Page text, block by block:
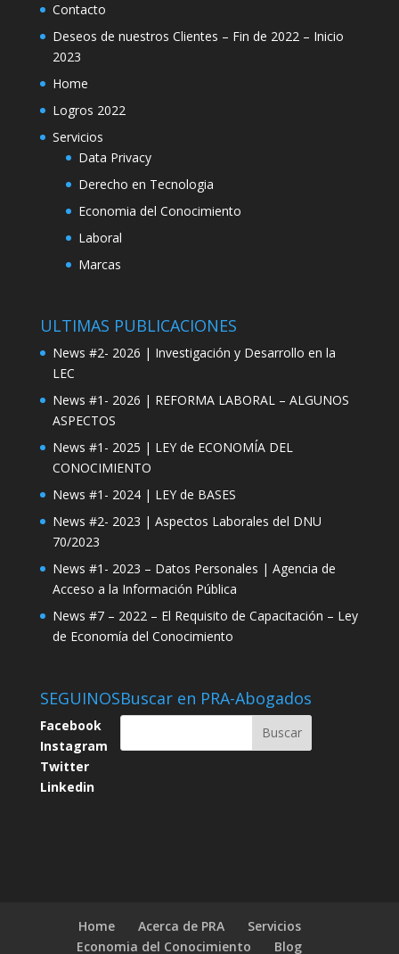
Contacto
Deseos de nuestros Clientes – Fin de 2022 – Inicio
2023
Home
Logros 2022
Servicios
Data Privacy
Derecho en Tecnologia
Economia del Conocimiento
Laboral
Marcas
ULTIMAS PUBLICACIONES
News #2- 2026 | Investigación y Desarrollo en la
LEC
News #1- 2026 | REFORMA LABORAL – ALGUNOS
ASPECTOS
News #1- 2025 | LEY de ECONOMÍA DEL
CONOCIMIENTO
News #1- 2024 | LEY de BASES
News #2- 2023 | Aspectos Laborales del DNU
70/2023
News #1- 2023 – Datos Personales | Agencia de
Acceso a la Información Pública
News #7 – 2022 – El Requisito de Capacitación – Ley
de Economía del Conocimiento
SEGUINOS
Facebook
Instagram
Twitter
Linkedin
Buscar en PRA-Abogados
Home Acerca de PRA
Servicios
Economia del Conocimiento
Blog